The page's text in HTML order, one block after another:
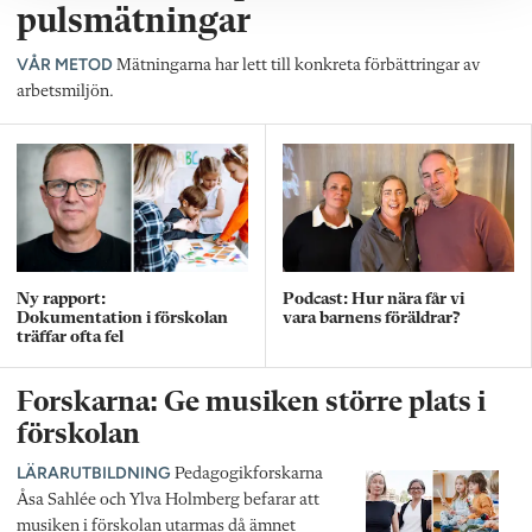
pulsmätningar
VÅR METOD Mätningarna har lett till konkreta förbättringar av
arbetsmiljön.
Ny rapport:
Dokumentation i förskolan
träffar ofta fel
Podcast: Hur nära får vi
vara barnens föräldrar?
Forskarna: Ge musiken större plats i
förskolan
LÄRARUTBILDNING Pedagogikforskarna
Åsa Sahlée och Ylva Holmberg befarar att
musiken i förskolan utarmas då ämnet